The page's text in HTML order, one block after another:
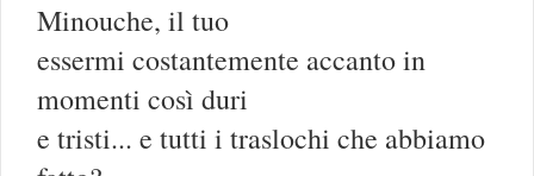
Minouche, il tuo
essermi costantemente accanto in
momenti così duri
e tristi... e tutti i traslochi che abbiamo